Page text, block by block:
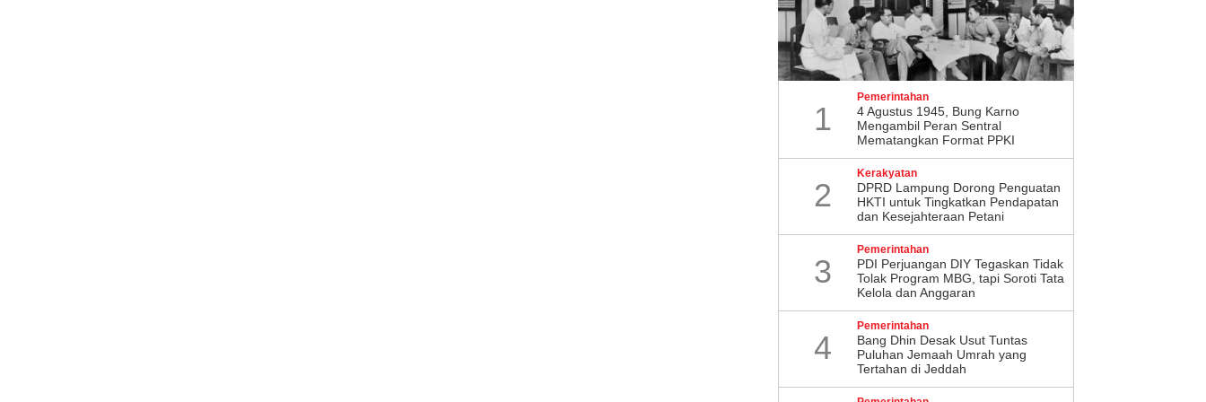
1
Pemerintahan
4 Agustus 1945, Bung Karno
Mengambil Peran Sentral
Mematangkan Format PPKI
2
Kerakyatan
DPRD Lampung Dorong Penguatan
HKTI untuk Tingkatkan Pendapatan
dan Kesejahteraan Petani
3
Pemerintahan
PDI Perjuangan DIY Tegaskan Tidak
Tolak Program MBG, tapi Soroti Tata
Kelola dan Anggaran
4
Pemerintahan
Bang Dhin Desak Usut Tuntas
Puluhan Jemaah Umrah yang
Tertahan di Jeddah